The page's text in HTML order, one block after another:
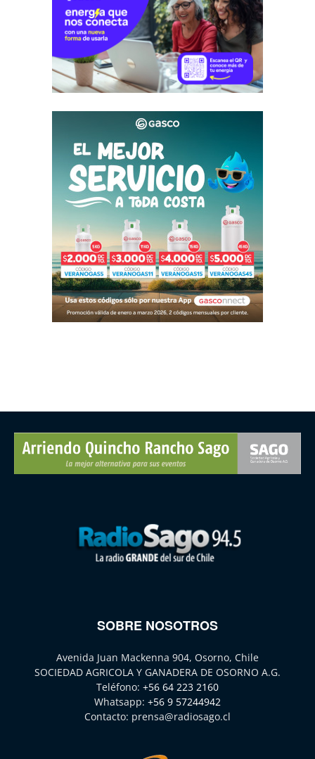
SOBRE NOSOTROS
Avenida Juan Mackenna 904, Osorno, Chile
SOCIEDAD AGRICOLA Y GANADERA DE OSORNO A.G.
Teléfono: +56 64 223 2160
Whatsapp: +56 9 57244942
Contacto: prensa@radiosago.cl